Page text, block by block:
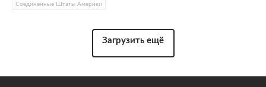
Соединённые Штаты Америки
Загрузить ещё